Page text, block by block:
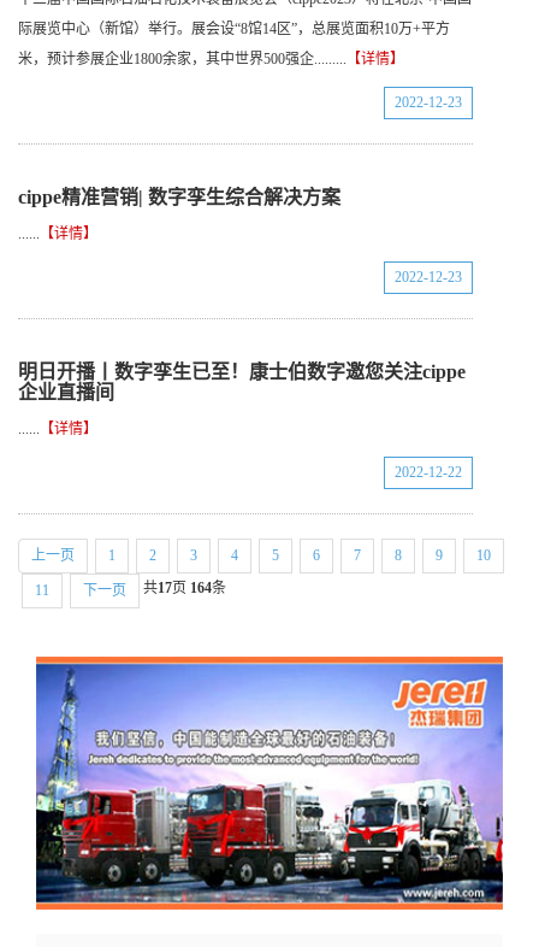
际展览中心（新馆）举行。展会设“8馆14区”，总展览面积10万+平方
米，预计参展企业1800余家，其中世界500强企......... 【详情】
2022-12-23
cippe精准营销| 数字孪生综合解决方案
...... 【详情】
2022-12-23
明日开播丨数字孪生已至！康士伯数字邀您关注cippe
企业直播间
...... 【详情】
2022-12-22
上一页 1 2 3 4 5 6 7 8 9 10
11 下一页 共17页 164条